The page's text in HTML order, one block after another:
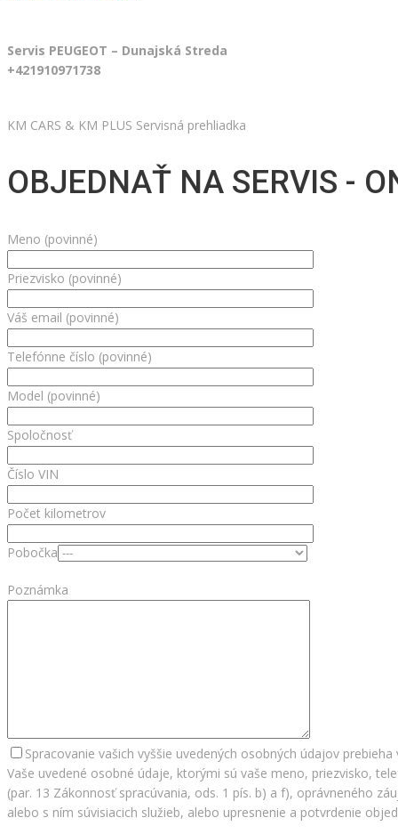
Servis PEUGEOT – Dunajská Streda
+421910971738
KM CARS & KM PLUS Servisná prehliadka
OBJEDNAŤ NA SERVIS -
Meno (povinné)
Priezvisko (povinné)
Váš email (povinné)
Telefónne číslo (povinné)
Model (povinné)
Spoločnosť
Číslo VIN
Počet kilometrov
Pobočka
Poznámka
Spracovanie vašich vyššie uvedených osobných údajov
Vaše uvedené osobné údaje, ktorými sú vaše meno, priezvisko,
(par. 13 Zákonnosť spracúvania, ods. 1 pís. b) a f), oprávneného
alebo s ním súvisiacich služieb, alebo upresnenie a potvrdenie